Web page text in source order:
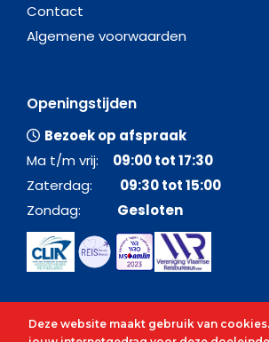
Contact
Algemene voorwaarden
Openingstijden
Bezoek op afspraak
Ma t/m vrij: 09:00 tot 17:30
Zaterdag: 09:30 tot 15:00
Zondag: Gesloten
Deze website maakt gebruik van